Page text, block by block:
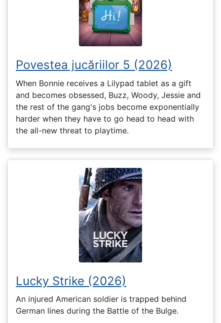
Povestea jucăriilor 5 (2026)
When Bonnie receives a Lilypad tablet as a gift
and becomes obsessed, Buzz, Woody, Jessie and
the rest of the gang's jobs become exponentially
harder when they have to go head to head with
the all-new threat to playtime.
Lucky Strike (2026)
An injured American soldier is trapped behind
German lines during the Battle of the Bulge.